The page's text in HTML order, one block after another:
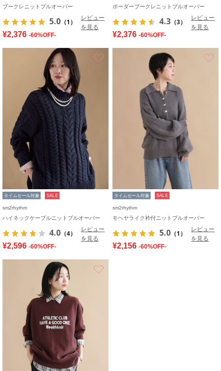
ブークレニットプルオーバー
5.0 （1）
レビュー
を見る
¥2,376 -60%OFF-
ボーダーブークレニットプルオーバー
4.3 （3）
レビュー
を見る
¥2,376 -60%OFF-
タイムセール対象 SALE
sm2rhythm
ハイネックケーブルニットプルオーバー
4.0 （4）
レビュー
を見る
¥2,596 -60%OFF-
タイムセール対象 SALE
sm2rhythm
モヘヤライク衿付ニットプルオーバー
5.0 （1）
レビュー
を見る
¥2,156 -60%OFF-